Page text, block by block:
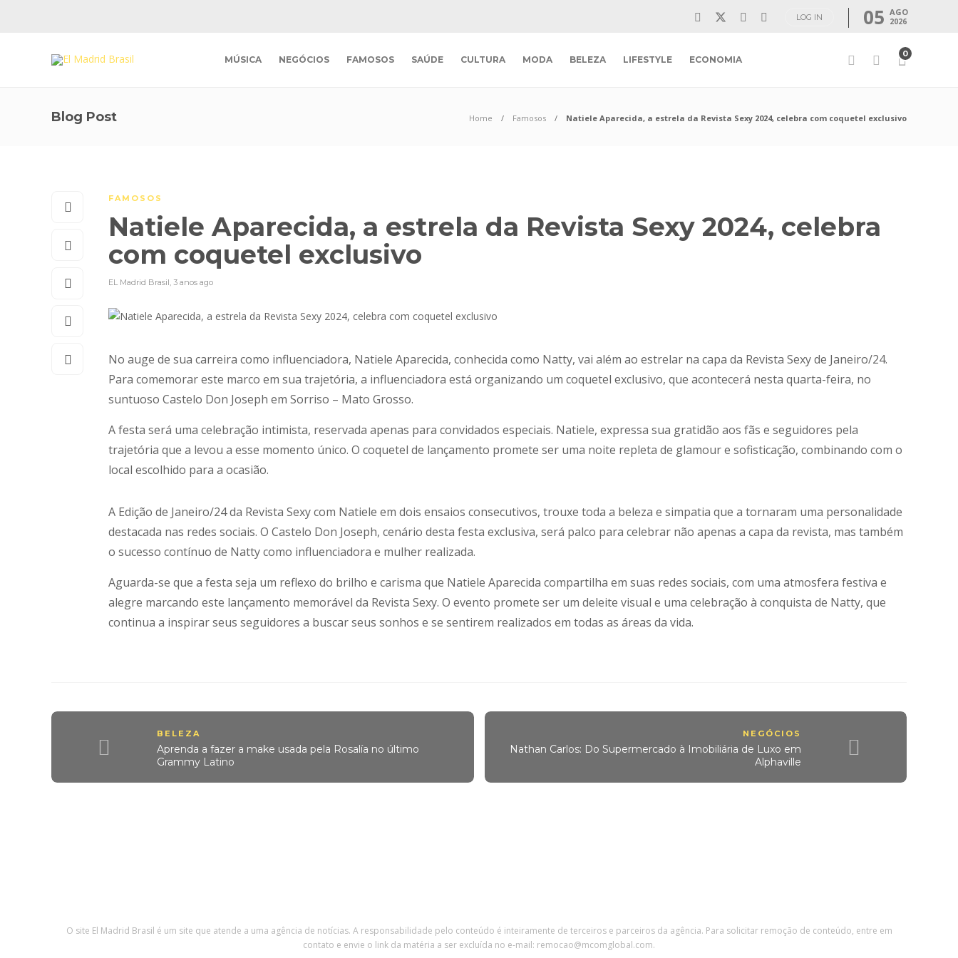
LOG IN 05 AGO
2026
MÚSICA NEGÓCIOS FAMOSOS SAÚDE CULTURA MODA BELEZA LIFESTYLE ECONOMIA
0
Blog Post Home Famosos Natiele Aparecida, a estrela da Revista Sexy 2024, celebra com coquetel exclusivo
FAMOSOS
Natiele Aparecida, a estrela da Revista Sexy 2024, celebra
com coquetel exclusivo
EL Madrid Brasil, 3 anos ago
No auge de sua carreira como influenciadora, Natiele Aparecida, conhecida como Natty, vai além ao estrelar na capa da Revista Sexy de Janeiro/24.
Para comemorar este marco em sua trajetória, a influenciadora está organizando um coquetel exclusivo, que acontecerá nesta quarta-feira, no
suntuoso Castelo Don Joseph em Sorriso – Mato Grosso.
A festa será uma celebração intimista, reservada apenas para convidados especiais. Natiele, expressa sua gratidão aos fãs e seguidores pela
trajetória que a levou a esse momento único. O coquetel de lançamento promete ser uma noite repleta de glamour e sofisticação, combinando com o
local escolhido para a ocasião.
A Edição de Janeiro/24 da Revista Sexy com Natiele em dois ensaios consecutivos, trouxe toda a beleza e simpatia que a tornaram uma personalidade
destacada nas redes sociais. O Castelo Don Joseph, cenário desta festa exclusiva, será palco para celebrar não apenas a capa da revista, mas também
o sucesso contínuo de Natty como influenciadora e mulher realizada.
Aguarda-se que a festa seja um reflexo do brilho e carisma que Natiele Aparecida compartilha em suas redes sociais, com uma atmosfera festiva e
alegre marcando este lançamento memorável da Revista Sexy. O evento promete ser um deleite visual e uma celebração à conquista de Natty, que
continua a inspirar seus seguidores a buscar seus sonhos e se sentirem realizados em todas as áreas da vida.
BELEZA
Aprenda a fazer a make usada pela Rosalía no último
Grammy Latino
NEGÓCIOS
Nathan Carlos: Do Supermercado à Imobiliária de Luxo em
Alphaville
O site El Madrid Brasil é um site que atende a uma agência de notícias. A responsabilidade pelo conteúdo é inteiramente de terceiros e parceiros da agência. Para solicitar remoção de conteúdo, entre em
contato e envie o link da matéria a ser excluída no e-mail: remocao@mcomglobal.com.